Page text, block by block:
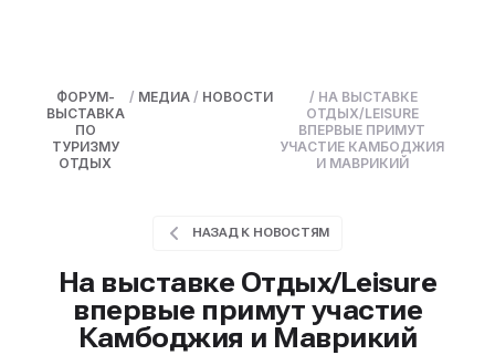
ФОРУМ-
ВЫСТАВКА
ПО
ТУРИЗМУ
ОТДЫХ
/ МЕДИА / НОВОСТИ / НА ВЫСТАВКЕ
ОТДЫХ/LEISURE
ВПЕРВЫЕ ПРИМУТ
УЧАСТИЕ КАМБОДЖИЯ
И МАВРИКИЙ
НАЗАД К НОВОСТЯМ
На выставке Отдых/Leisure
впервые примут участие
Камбоджия и Маврикий